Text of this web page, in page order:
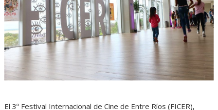
El 3º Festival Internacional de Cine de Entre Ríos (FICER),